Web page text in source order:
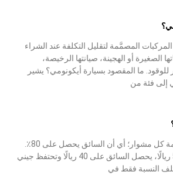
المصمَّمة لتقليل التكلفة عند الشراء
الصغيرة أو الهجينة، صيانتها الرخيصة،
للوقود. ما المقصود بسيارة أيكونومي؟ يشير
إلى فئة من
جيني تخصم 20٪ من قيمة كل مشوار؛ أي أن السائق يحصل على 80٪.
فمثلاً إذا كانت الأجرة 50 ريالًا، يحصل السائق على 40 ريالًا وتحتفظ جيني